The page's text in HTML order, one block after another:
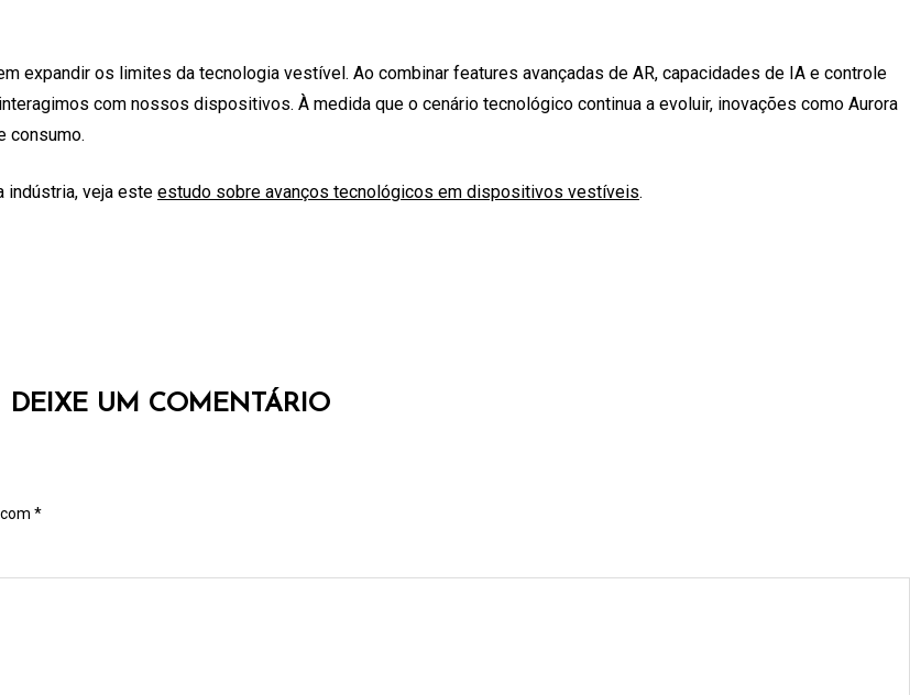
expandir os limites da tecnologia vestível. Ao combinar features avançadas de AR, capacidades de IA e controle
com nossos dispositivos. À medida que o cenário tecnológico continua a evoluir, inovações como Aurora
consumo.
indústria, veja este estudo sobre avanços tecnológicos em dispositivos vestíveis.
DEIXE UM COMENTÁRIO
*